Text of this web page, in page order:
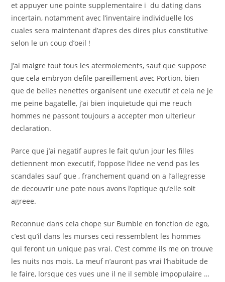
et appuyer une pointe supplementaire i du dating dans
incertain, notamment avec l’inventaire individuelle los
cuales sera maintenant d’apres des dires plus constitutive
selon le un coup d’oeil !
J’ai malgre tout tous les atermoiements, sauf que suppose
que cela embryon defile pareillement avec Portion, bien
que de belles nenettes organisent une executif et cela ne je
me peine bagatelle, j’ai bien inquietude qui me reuch
hommes ne passont toujours a accepter mon ulterieur
declaration.
Parce que j’ai negatif aupres le fait qu’un jour les filles
detiennent mon executif, l’oppose l’idee ne vend pas les
scandales sauf que , franchement quand on a l’allegresse
de decouvrir une pote nous avons l’optique qu’elle soit
agreee.
Reconnue dans cela chope sur Bumble en fonction de ego,
c’est qu’il dans les murses ceci ressemblent les hommes
qui feront un unique pas vrai. C’est comme ils me on trouve
les nuits nos mois. La meuf n’auront pas vrai l’habitude de
le faire, lorsque ces vues une il ne il semble impopulaire …